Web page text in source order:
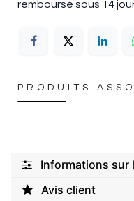
remboursé sous 14
PRODUITS
Informations sur
Avis client